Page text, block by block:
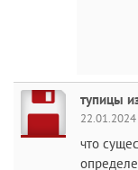
тупицы
что